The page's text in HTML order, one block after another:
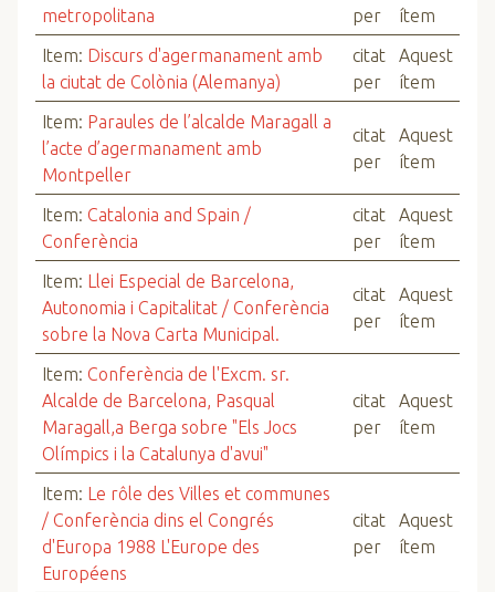
metropolitana
per
ítem
Item: Discurs d'agermanament amb
la ciutat de Colònia (Alemanya)
citat
per
Aquest
ítem
Item: Paraules de l’alcalde Maragall a
l’acte d’agermanament amb
Montpeller
citat
per
Aquest
ítem
Item: Catalonia and Spain /
Conferència
citat
per
Aquest
ítem
Item: Llei Especial de Barcelona,
Autonomia i Capitalitat / Conferència
sobre la Nova Carta Municipal.
citat
per
Aquest
ítem
Item: Conferència de l'Excm. sr.
Alcalde de Barcelona, Pasqual
Maragall,a Berga sobre "Els Jocs
Olímpics i la Catalunya d'avui"
citat
per
Aquest
ítem
Item: Le rôle des Villes et communes
/ Conferència dins el Congrés
d'Europa 1988 L'Europe des
Européens
citat
per
Aquest
ítem